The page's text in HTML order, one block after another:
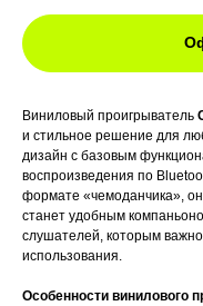
Виниловый проигрыватель
и стильное решение для
дизайн с базовым
воспроизведения по
формате «чемоданчика»,
станет удобным
слушателей, которым
использования.
Особенности винилового